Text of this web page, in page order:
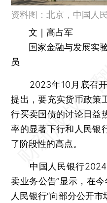
资料图：北京，中国人
文｜高占军
国家金融与发展实验
员
2023年10月底召开
提出，要充实货币政策
行买卖国债的讨论日益
率的显著下行和人民银
了阶段性的高点。
中国人民银行2024
卖业务公告”显示，在
人民银行“向部分公开